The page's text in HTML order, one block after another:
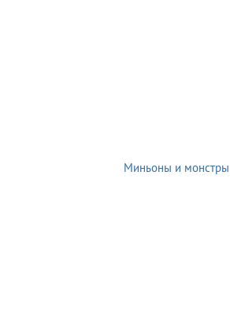
Миньоны и монстры